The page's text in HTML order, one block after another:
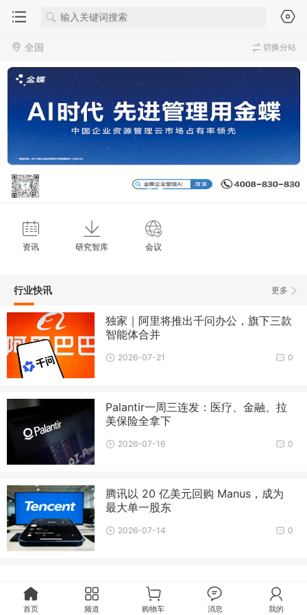
切换分站
全国
资讯 研究智库 会议
更多
行业快讯
独家｜阿里将推出千问办公，旗下三款
智能体合并
0
2026-07-21
Palantir一周三连发：医疗、金融、拉
美保险全拿下
0
2026-07-16
腾讯以 20 亿美元回购 Manus，成为
最大单一股东
0
2026-07-14
首页 频道 购物车 消息 我的